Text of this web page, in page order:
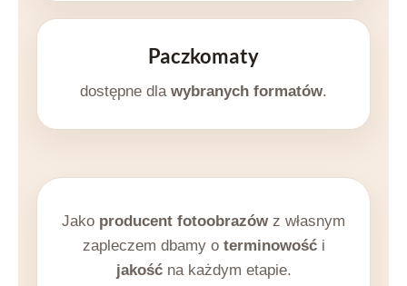
Paczkomaty
dostępne dla wybranych formatów.
Jako producent fotoobrazów z własnym
zapleczem dbamy o terminowośći
jakośćna każdym etapie.